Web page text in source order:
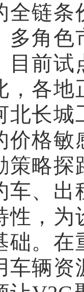
全链条
多角色
目前试
，各地
北长城
价格敏
策略
车、
性，为
础。在
车辆